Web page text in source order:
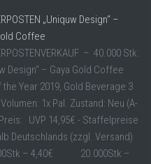
„Uniquw Design“ –
Coffee
– 40.000 Stk.
Design“ – Gaya Gold Coffee
the Year 2019, Gold Beverage 3
1x Pal. Zustand: Neu (A-
UVP 14,95€ - Staffelpreise
Deutschlands (zzgl. Versand)
– 4,40€ 20.000Stk –